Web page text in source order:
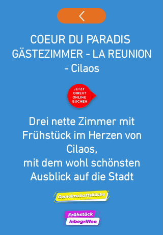
COEUR DU PARADIS
GÄSTEZIMMER - LA REUNION
- Cilaos
Drei nette Zimmer mit
Frühstück im Herzen von
Cilaos,
mit dem wohl schönsten
Ausblick auf die Stadt